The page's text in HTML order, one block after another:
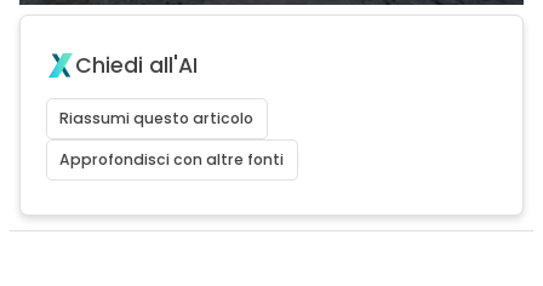
Chiedi all'AI
Riassumi questo articolo
Approfondisci con altre fonti